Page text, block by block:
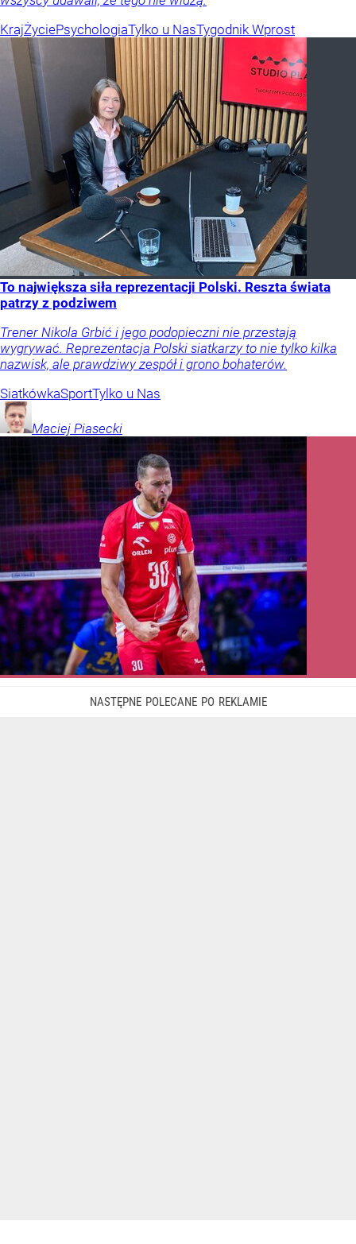
KrajŻyciePsychologiaTylko u NasTygodnik Wprost
To największa siła reprezentacji Polski. Reszta świata
patrzy z podziwem
Trener Nikola Grbić i jego podopieczni nie przestają
wygrywać. Reprezentacja Polski siatkarzy to nie tylko kilka
nazwisk, ale prawdziwy zespół i grono bohaterów.
SiatkówkaSportTylko u Nas
Maciej Piasecki